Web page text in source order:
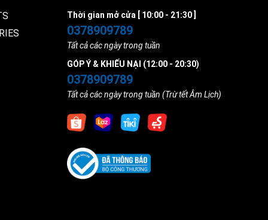
Thời gian mở cửa [ 10:00 - 21:30 ]
0378909789
Tất cả các ngày trong tuần
GÓP Ý & KHIẾU NẠI (12:00 - 20:30)
0378909789
Tất cả các ngày trong tuần (Trừ tết Âm Lịch)